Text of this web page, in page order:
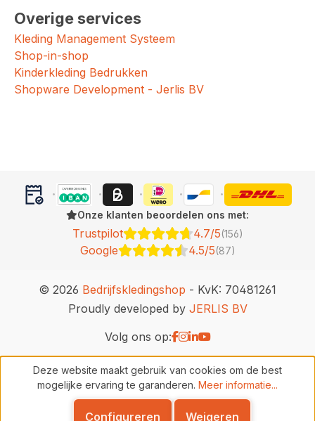
Overige services
Kleding Management Systeem
Shop-in-shop
Kinderkleding Bedrukken
Shopware Development - Jerlis BV
Onze klanten beoordelen ons met:
Trustpilot 4.7/5(156)
Google 4.5/5(87)
© 2026 Bedrijfskledingshop - KvK: 70481261
Proudly developed by JERLIS BV
Volg ons op:
Deze website maakt gebruik van cookies om de best
mogelijke ervaring te garanderen. Meer informatie...
Weigeren
Configureren